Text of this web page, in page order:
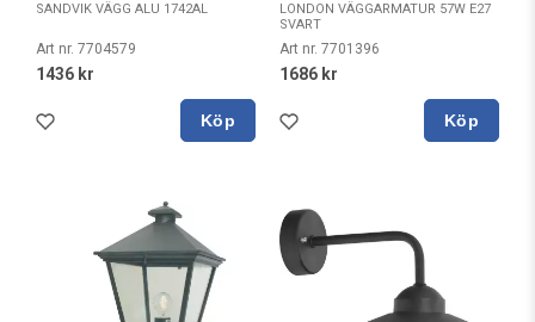
SANDVIK VÄGG ALU 1742AL
Art nr. 7704579
1436 kr
Köp
LONDON VÄGGARMATUR 57W E27
SVART
Art nr. 7701396
1686 kr
Köp